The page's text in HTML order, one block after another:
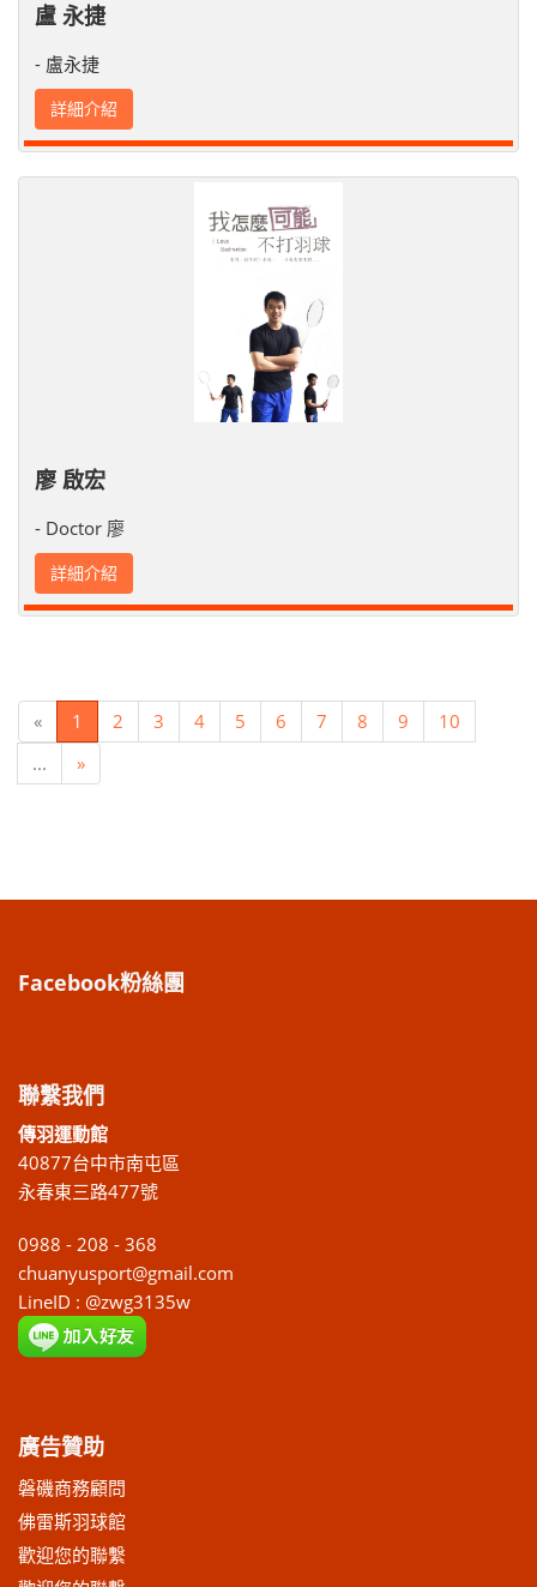
盧 永捷
- 盧永捷
詳細介紹
廖 啟宏
- Doctor 廖
詳細介紹
« 1 2 3 4 5 6 7 8 9
10
...
»
Facebook粉絲團
聯繫我們
傳羽運動館
40877台中市南屯區
永春東三路477號
0988 - 208 - 368
chuanyusport@gmail.com
LineID : @zwg3135w
廣告贊助
磐磯商務顧問
佛雷斯羽球館
歡迎您的聯繫